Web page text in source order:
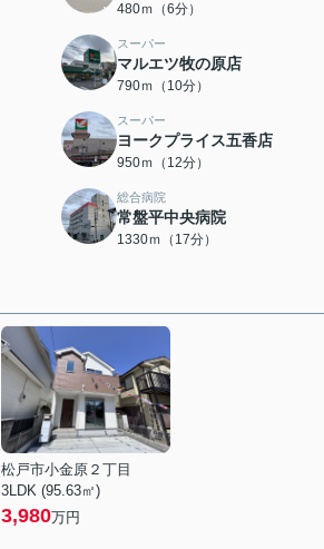
480ｍ（6分）
スーパー
マルエツ牧の原店
790ｍ（10分）
スーパー
ヨークプライス五香店
950ｍ（12分）
総合病院
常盤平中央病院
1330ｍ（17分）
松戸市小金原２丁目
3LDK (95.63㎡)
3,980万円